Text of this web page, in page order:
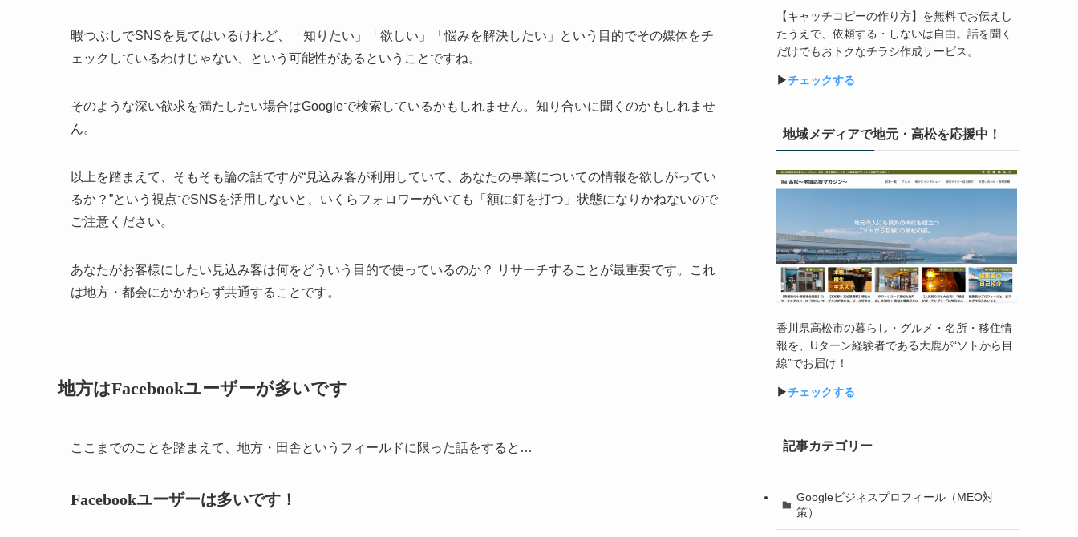
暇つぶしでSNSを見てはいるけれど、「知りたい」「欲しい」「悩みを解決したい」という目的でその媒体をチ
ェックしているわけじゃない、という可能性があるということですね。
そのような深い欲求を満たしたい場合はGoogleで検索しているかもしれません。知り合いに聞くのかもしれませ
ん。
以上を踏まえて、そもそも論の話ですが“見込み客が利用していて、あなたの事業についての情報を欲しがってい
るか？”という視点でSNSを活用しないと、いくらフォロワーがいても「額に釘を打つ」状態になりかねないので
ご注意ください。
あなたがお客様にしたい見込み客は何をどういう目的で使っているのか？ リサーチすることが最重要です。これ
は地方・都会にかかわらず共通することです。
地方はFacebookユーザーが多いです
ここまでのことを踏まえて、地方・田舎というフィールドに限った話をすると…
Facebookユーザーは多いです！
【キャッチコピーの作り方】を無料でお伝えし
たうえで、依頼する・しないは自由。話を聞く
だけでもおトクなチラシ作成サービス。
▶︎チェックする
地域メディアで地元・高松を応援中！
香川県高松市の暮らし・グルメ・名所・移住情
報を、 Uターン経験者である大鹿が“ソトから目
線”でお届け！
▶︎チェックする
記事カテゴリー
Googleビジネスプロフィール（MEO対
策）